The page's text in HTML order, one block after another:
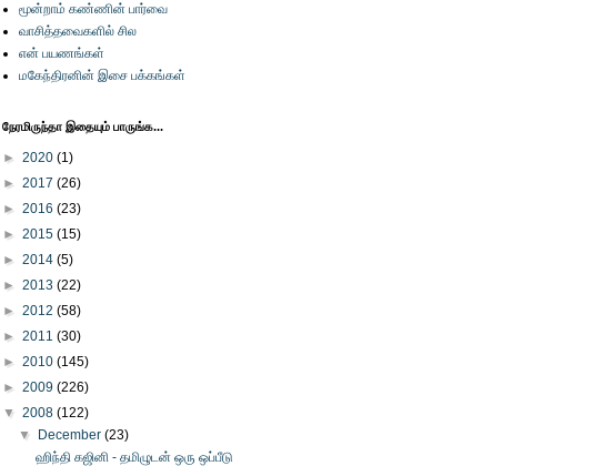
மூன்றாம் கண்ணின் பார்வை
வாசித்தவைகளில் சில
என் பயணங்கள்
மகேந்திரனின் இசை பக்கங்கள்
நேரமிருந்தா இதையும் பாருங்க...
► 2020 (1)
► 2017 (26)
► 2016 (23)
► 2015 (15)
► 2014 (5)
► 2013 (22)
► 2012 (58)
► 2011 (30)
► 2010 (145)
► 2009 (226)
▼ 2008 (122)
▼
December(23)
ஹிந்தி கஜினி - தமிழுடன் ஒரு ஒப்பீடு